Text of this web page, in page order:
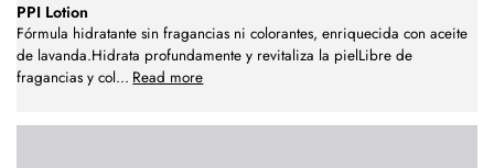
PPI Lotion
Fórmula hidratante sin fragancias ni colorantes, enriquecida con aceite
de lavanda.Hidrata profundamente y revitaliza la pielLibre de
fragancias y col... Read more